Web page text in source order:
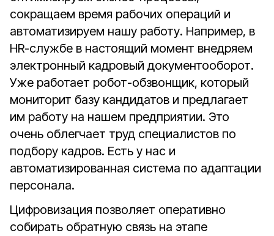
сокращаем время рабочих операций и
автоматизируем нашу работу. Например, в
HR-службе в настоящий момент внедряем
электронный кадровый документооборот.
Уже работает робот-обзвонщик, который
мониторит базу кандидатов и предлагает
им работу на нашем предприятии. Это
очень облегчает труд специалистов по
подбору кадров. Есть у нас и
автоматизированная система по адаптации
персонала.
Цифровизация позволяет оперативно
собирать обратную связь на этапе